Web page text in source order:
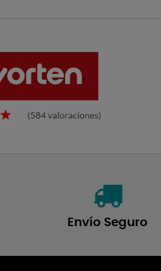
Envío Seguro